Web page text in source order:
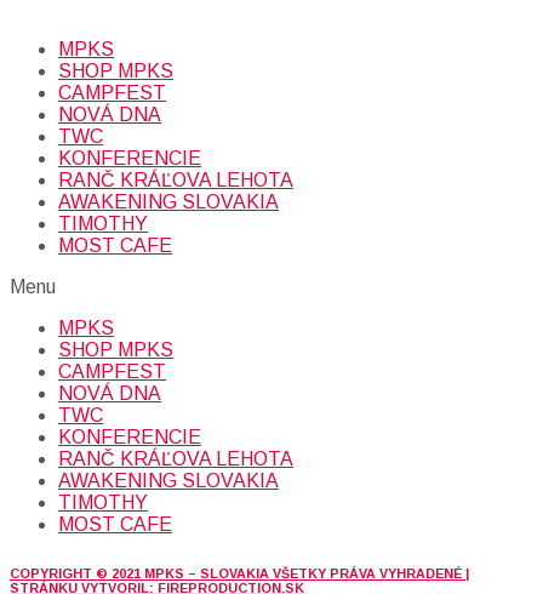
MPKS
SHOP MPKS
CAMPFEST
NOVÁ DNA
TWC
KONFERENCIE
RANČ KRÁĽOVA LEHOTA
AWAKENING SLOVAKIA
TIMOTHY
MOST CAFE
Menu
MPKS
SHOP MPKS
CAMPFEST
NOVÁ DNA
TWC
KONFERENCIE
RANČ KRÁĽOVA LEHOTA
AWAKENING SLOVAKIA
TIMOTHY
MOST CAFE
COPYRIGHT © 2021 MPKS – SLOVAKIA VŠETKY PRÁVA VYHRADENÉ |
STRÁNKU VYTVORIL: FIREPRODUCTION.SK